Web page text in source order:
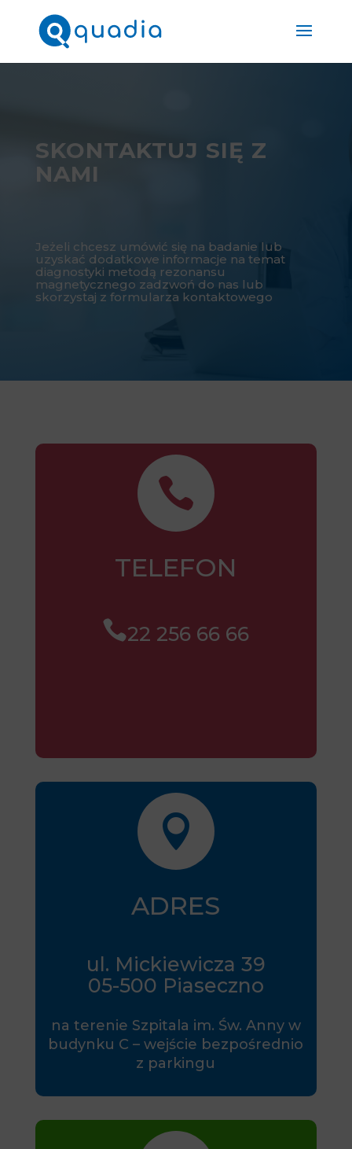
SKONTAKTUJ SIĘ Z
NAMI
Jeżeli chcesz umówić się na badanie lub
uzyskać dodatkowe informacje na temat
diagnostyki metodą rezonansu
magnetycznego zadzwoń do nas lub
skorzystaj z formularza kontaktowego

TELEFON
22 256 66 66

ADRES
ul. Mickiewicza 39
05-500 Piaseczno
na terenie Szpitala im. Św. Anny w
budynku C – wejście bezpośrednio
z parkingu